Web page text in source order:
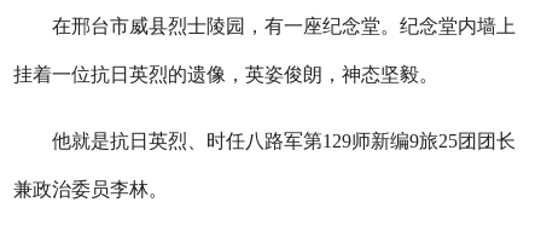
在邢台市威县烈士陵园，有一座纪念堂。纪念堂内墙上
挂着一位抗日英烈的遗像，英姿俊朗，神态坚毅。
他就是抗日英烈、时任八路军第129师新编9旅25团团长
兼政治委员李林。